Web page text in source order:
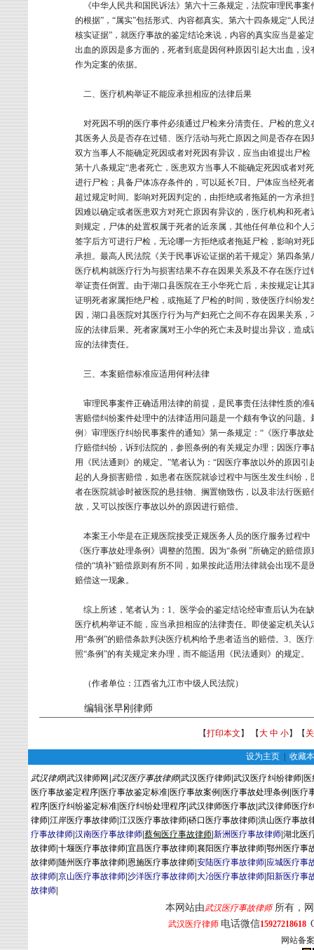
《中华人民共和国民诉法》第六十三条规定，法院审理民事案
的根据”，“属实”包括形式、内容都真实。第六十四条规定“人
核实证据”，就医疗事故的鉴定结论来说，内容的真实应当是鉴
出血的原因是多方面的，死者到底是因何种原因引起大出血，
作为定案的依据。
二、医疗机构举证不能应承担相应的法律后果
对死因不明的医疗事件必须通过尸检来分清责任。尸检的意
其医务人员是否存在过错、医疗活动与死亡原因之间是否存在
双方当事人不能确定死因或者对死因有异议，应当由谁提出尸
第十八条规定“患者死亡，医患双方当事人不能确定死因或者对
进行尸检；具备尸体冻存条件的，可以延长7日。尸体应当经死
超过规定时间。影响对死因判定的，由拒绝或者拖延的一方承
因难以确定或者医患双方对死亡原因有异议的，医疗机构和死
则规定，尸体的处置权属于死者的近亲属，其他任何单位和个
签字后方可进行尸检，无论哪一方拒绝或者拖延尸检，影响对
承担。最高人民法院《关于民事诉讼证据的若干规定》第四条
医疗机构就医疗行为与损害结果不存在因果关系及不存在医疗
举证责任倒置。由于湖口县医院在王小华死亡后，未按规定让
证明死者家属拒绝尸检，或拖延了尸检的时间，致使医疗纠纷
因，湖口县医院对其医疗行为与产妇死亡之间不存在因果关系
应的法律后果。死者家属对王小华的死亡未及时提出异议，造
应的法律责任。
三、本案赔偿标准应适用何种法律
审理民事案件正确适用法律的前提，是民事责任法律性质的
害赔偿纠纷案件处理中的法律适用问题是一个颇有争议的问题
例〉审理医疗纠纷民事案件的通知》第一条规定：“《医疗事故
疗赔偿纠纷，诉到法院的，参照条例的有关规定办理；因医疗
用《民法通则》的规定。”笔者认为：“因医疗事故以外的原因
起的人身损害赔偿，如患者在医院就诊过程中与医生发生纠纷
者在医院就诊时被医院的悬挂物、搁置物致伤，以及非法行医
故，又可以按医疗事故以外的原因进行赔偿。
本案王小华是在正规医院接受正规医务人员的医疗服务过程
《医疗事故处理条例》调整的范围。因为“条例 ”所确定的赔偿
偿的“填补”赔偿原则有所不同，如果按此适用法律就会出现不
赔偿这一现象。
综上所述，笔者认为：1、医学会的鉴定结论经审查后认为在
医疗机构举证不能，应当承担相应的法律责任。即使鉴定机关
用“条例”的赔偿条款判决医疗机构给予患者适当的赔偿。3、医
照“条例”的有关规定来办理，而不能适用《民法通则》的规定。
（作者单位：江西省九江市中级人民法院）
编辑张早刚律师
【打印本文 】 【大 中 小】【
设为主页 收藏
武汉律师|武汉律师网 武汉医疗事故律师|武汉医疗律师 |武汉医疗纠纷律师|
医疗事故鉴定程序 医疗事故鉴定标准 医疗事故案例 医疗事故处理条例 医疗
程序 医疗纠纷鉴定标准 医疗纠纷处理程序 |武汉律师医疗事故 |武汉律师医疗
律师 |江岸医疗事故律师 |江汉医疗事故律师 |硚口医疗事故律师 |洪山医疗事故
疗事故律师 |汉南医疗事故律师 |蔡甸 医疗事故律师 |新洲医疗事故律师 |湖北医
故律师 |十堰医疗事故律师 |宜昌医疗事故律师 |襄阳医疗事故律师 |鄂州医疗事
故律师 随州医疗事故律师 |恩施医疗事故律师 |安陆医疗事故律师 |应城医疗事
故律师 |京山医疗事故律师 |沙洋医疗事故律师 |大冶医疗事故律师 阳新医疗事
故律师
本网站由武汉医疗事故律师 所有，
武汉医疗律师 电话微信15927218618
网站备